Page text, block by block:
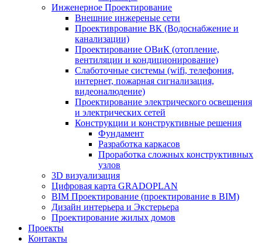
Инженерное Проектирование
Внешние инжереные сети
Проективрование ВК (Водоснабжение и
канализации)
Проектирование ОВиК (отопление,
вентиляции и кондиционирование)
Слаботочные системы (wifi, телефония,
интернет, пожарная сигнализация,
видеоналюдение)
Проектирование электрического освещения
и электрических сетей
Конструкции и конструктивные решения
Фундамент
Разработка каркасов
Проработка сложных конструктивных
узлов
3D визуализация
Цифровая карта GRADOPLAN
BIM Проектирование (проектирование в BIM)
Дизайн интерьера и Экстерьера
Проектирование жилых домов
Проекты
Контакты